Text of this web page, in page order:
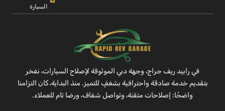
السيارة
في رابيد ريف جراج، وجهة دبي الموثوقة لإصلاح السيارات، نفخر
بتقديم خدمة صادقة واحترافية بشغفٍ للتميز. منذ البداية، كان التزامنا
واضحًا: إصلاحات متقنة، وتواصل شفاف، ورضا تام للعملاء.